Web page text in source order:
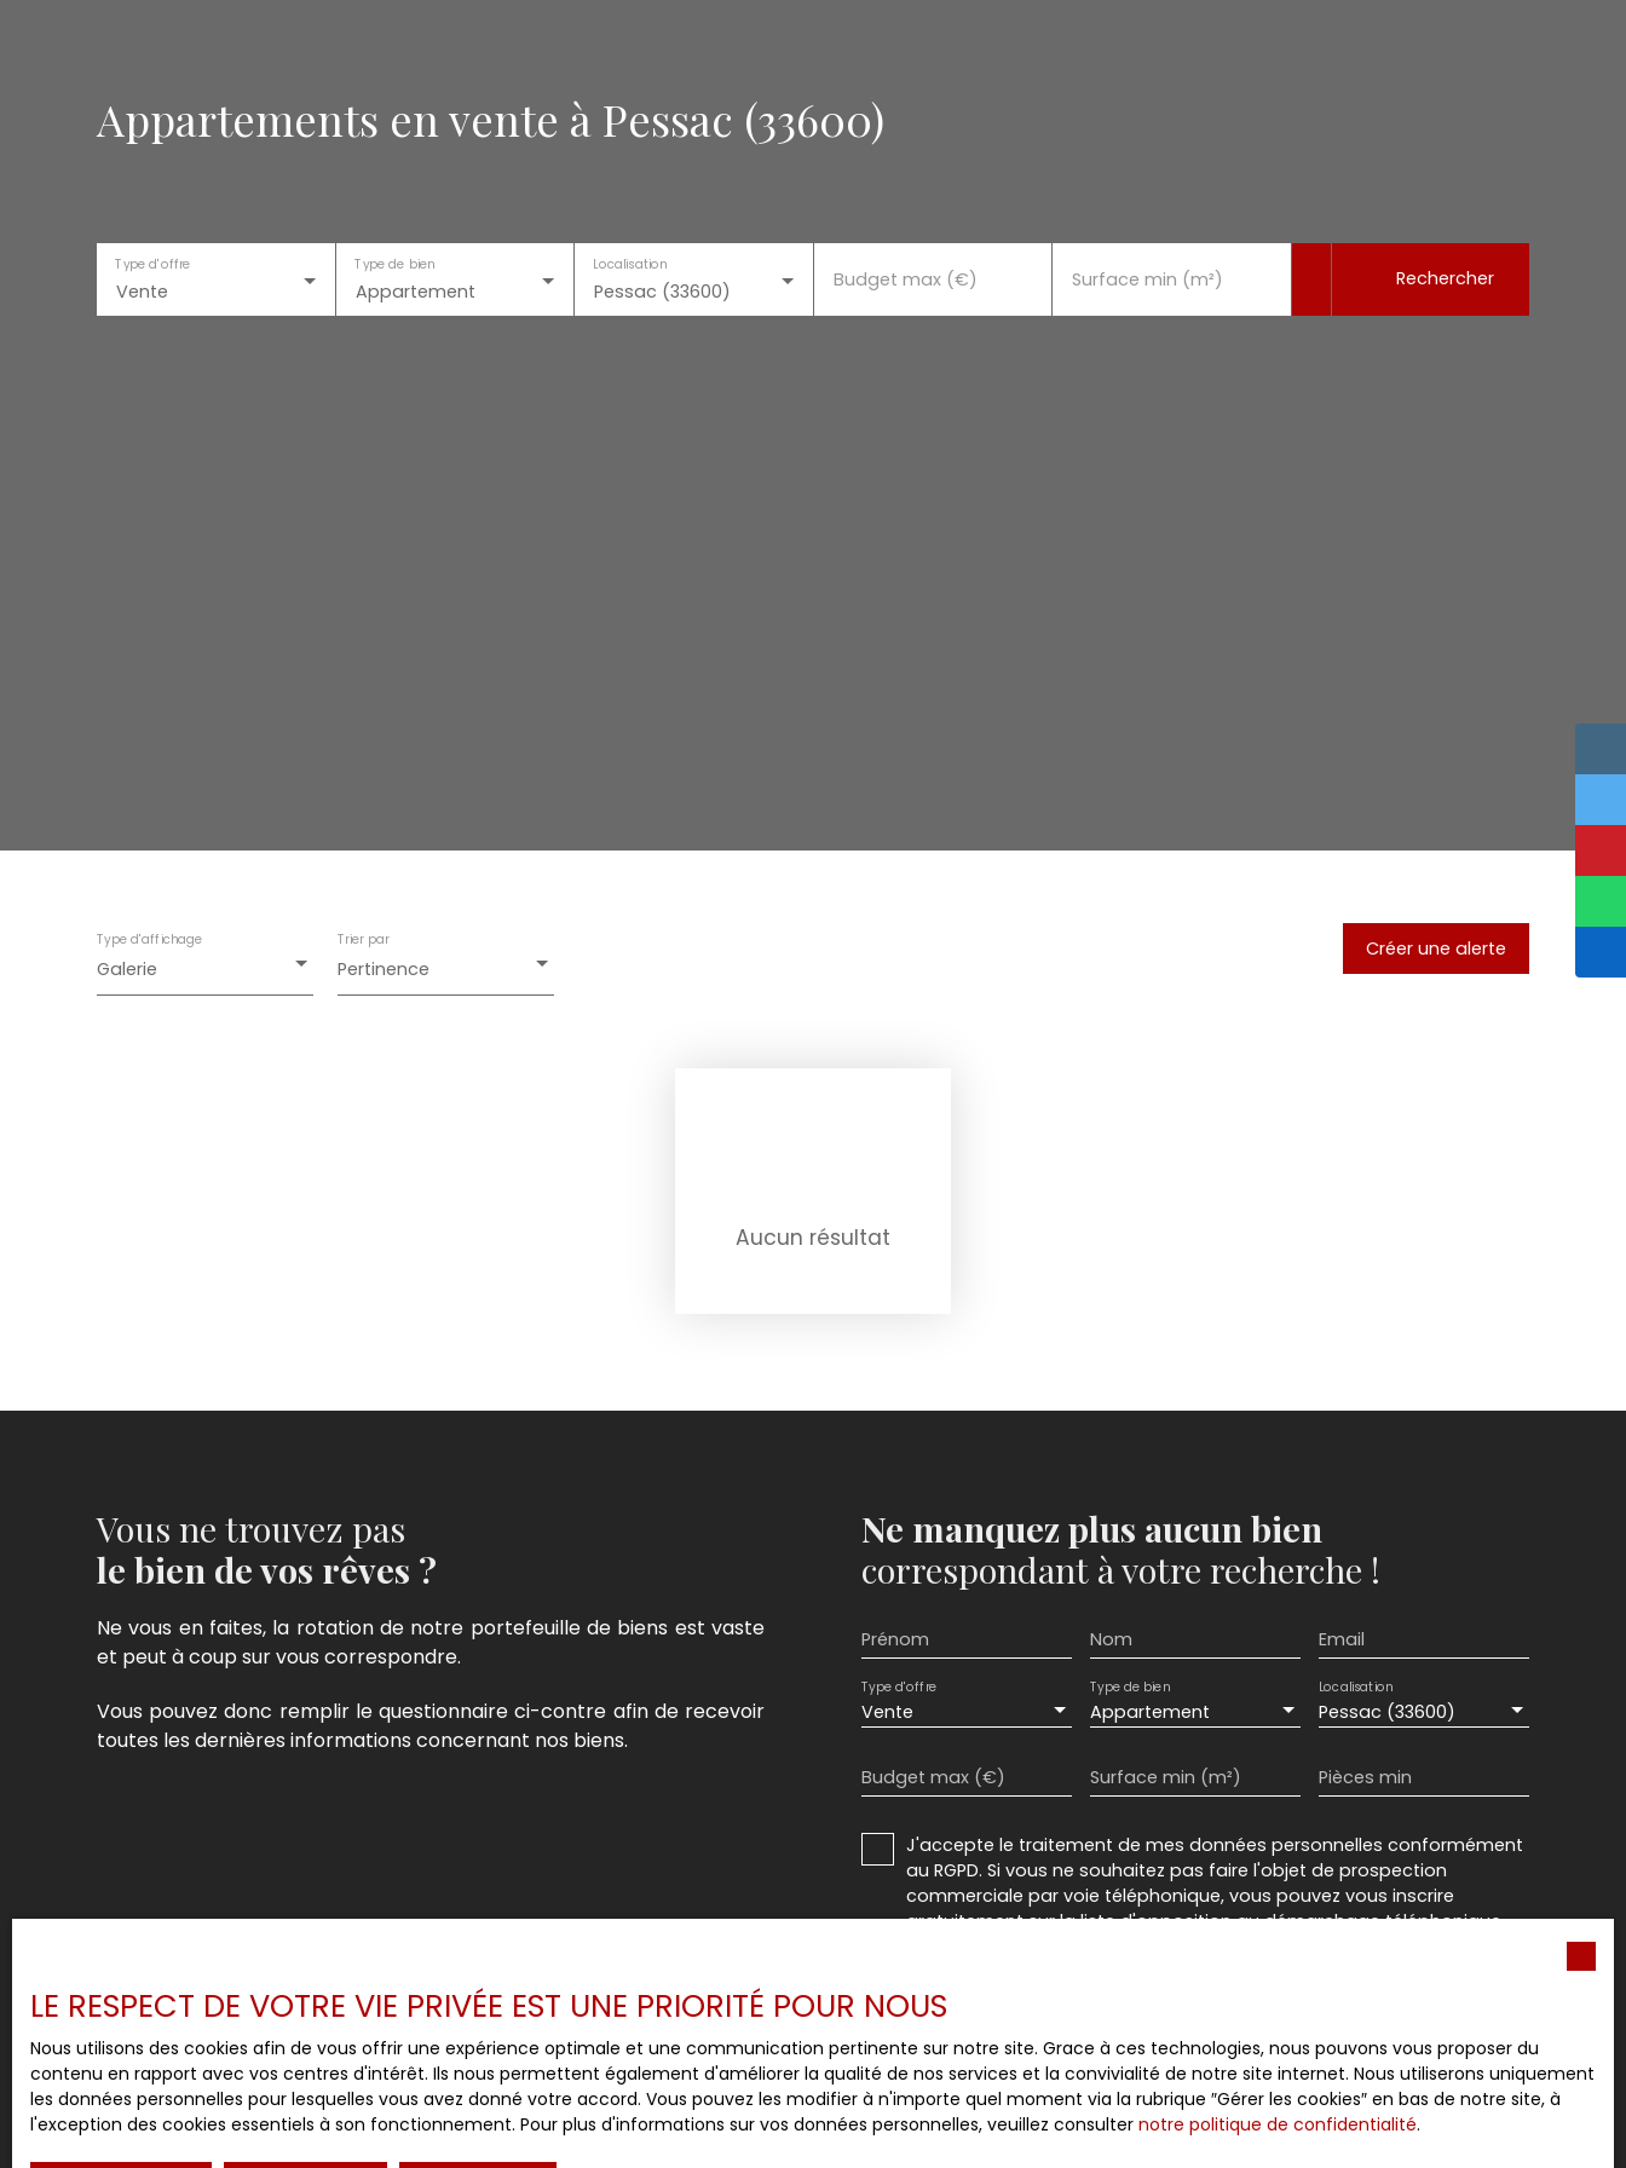
Appartements en vente à Pessac (33600)
Vente
Type d'offre
Appartement
Type de bien
Pessac (33600)
Localisation
Budget max (€) Surface min (m²) Rechercher
Galerie
Type d'affichage
Pertinence
Trier par Créer une alerte
Aucun résultat
Vous ne trouvez pas
le bien de vos rêves ?
Ne vous en faites, la rotation de notre portefeuille de biens est vaste
et peut à coup sur vous correspondre.
Vous pouvez donc remplir le questionnaire ci-contre afin de recevoir
toutes les dernières informations concernant nos biens.
Ne manquez plus aucun bien
correspondant à votre recherche !
Prénom Nom Email
Vente
Type d'offre
Appartement
Type de bien
Pessac (33600)
Localisation
Budget max (€) Surface min (m²) Pièces min
J'accepte le traitement de mes données personnelles conformément
au RGPD. Si vous ne souhaitez pas faire l'objet de prospection
commerciale par voie téléphonique, vous pouvez vous inscrire
gratuitement sur la liste d'opposition au démarchage téléphonique,
Société Worldline, Service Bloctel, CS 61311, 41013 BLOIS CEDEX.
Pour en savoir plus sur le traitement de vos données personnelles,
veuillez consulter notre politique de confidentialité.
LE RESPECT DE VOTRE VIE PRIVÉE EST UNE PRIORITÉ POUR NOUS
Nous utilisons des cookies afin de vous offrir une expérience optimale et une communication pertinente sur notre site. Grace à ces technologies, nous pouvons vous proposer du
contenu en rapport avec vos centres d'intérêt. Ils nous permettent également d'améliorer la qualité de nos services et la convivialité de notre site internet. Nous utiliserons uniquement
les données personnelles pour lesquelles vous avez donné votre accord. Vous pouvez les modifier à n'importe quel moment via la rubrique ″Gérer les cookies″ en bas de notre site, à
l'exception des cookies essentiels à son fonctionnement. Pour plus d'informations sur vos données personnelles, veuillez consulter notre politique de confidentialité.